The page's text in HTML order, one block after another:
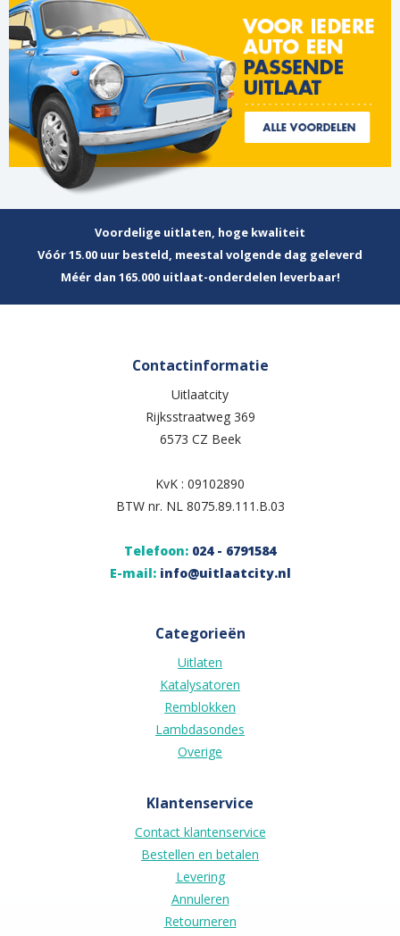
Voordelige uitlaten, hoge kwaliteit
Vóór 15.00 uur besteld, meestal volgende dag geleverd
Méér dan 165.000 uitlaat-onderdelen leverbaar!
Contactinformatie
Uitlaatcity
Rijksstraatweg 369
6573 CZ Beek
KvK : 09102890
BTW nr. NL 8075.89.111.B.03
Telefoon: 024 - 6791584
E-mail: info@uitlaatcity.nl
Categorieën
Uitlaten
Katalysatoren
Remblokken
Lambdasondes
Overige
Klantenservice
Contact klantenservice
Bestellen en betalen
Levering
Annuleren
Retourneren